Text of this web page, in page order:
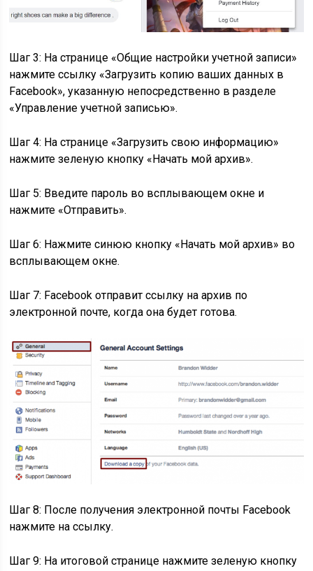
Шаг 3: На странице «Общие настройки учетной записи»
нажмите ссылку «Загрузить копию ваших данных в
Facebook», указанную непосредственно в разделе
«Управление учетной записью».
Шаг 4: На странице «Загрузить свою информацию»
нажмите зеленую кнопку «Начать мой архив».
Шаг 5: Введите пароль во всплывающем окне и
нажмите «Отправить».
Шаг 6: Нажмите синюю кнопку «Начать мой архив» во
всплывающем окне.
Шаг 7: Facebook отправит ссылку на архив по
электронной почте, когда она будет готова.
Шаг 8: После получения электронной почты Facebook
нажмите на ссылку.
Шаг 9: На итоговой странице нажмите зеленую кнопку